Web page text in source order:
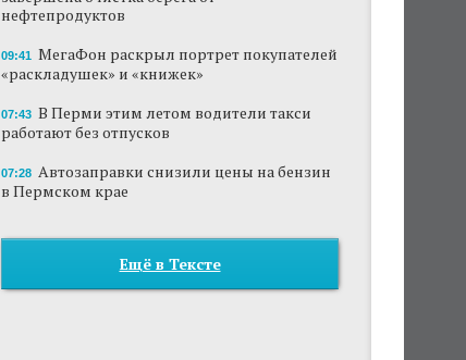
нефтепродуктов
09:41 МегаФон раскрыл портрет покупателей
«раскладушек» и «книжек»
07:43 В Перми этим летом водители такси
работают без отпусков
07:28 Автозаправки снизили цены на бензин
в Пермском крае
Ещё в Тексте